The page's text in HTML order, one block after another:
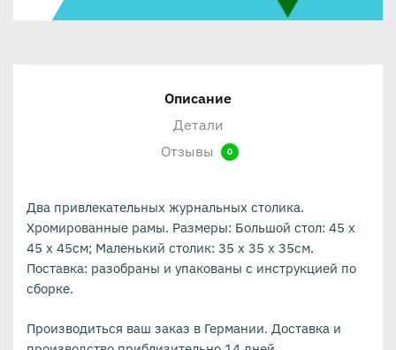
Описание
Детали
Отзывы
0
Два привлекательных журнальных столика.
Хромированные рамы. Размеры: Большой стол: 45 х
45 х 45см; Маленький столик: 35 х 35 х 35см.
Поставка: разобраны и упакованы с инструкцией по
сборке.
Производиться ваш заказ в Германии. Доставка и